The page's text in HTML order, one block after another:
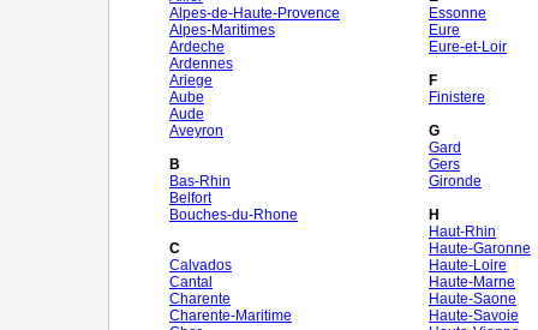
Alpes-de-Haute-Provence
Alpes-Maritimes
Ardeche
Ardennes
Ariege
Aube
Aude
Aveyron
B
Bas-Rhin
Belfort
Bouches-du-Rhone
C
Calvados
Cantal
Charente
Charente-Maritime
Essonne
Eure
Eure-et-Loir
F
Finistere
G
Gard
Gers
Gironde
H
Haut-Rhin
Haute-Garonne
Haute-Loire
Haute-Marne
Haute-Saone
Haute-Savoie